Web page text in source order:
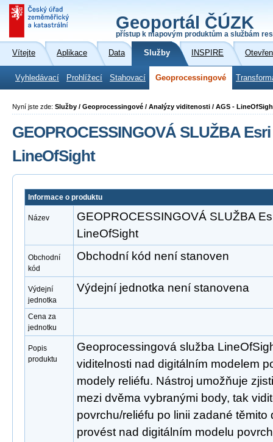
Geoportál ČÚZK
přístup k mapovým produktům a službám
Vítejte Aplikace Data Služby INSPIRE
Vyhledávací Prohlížecí Stahovací Geoprocessingové
Nyní jste zde: Služby / Geoprocessingové / Analýzy viditenosti / AGS -
GEOPROCESSINGOVÁ SLUŽBA
LineOfSight
Informace o produktu
Název
GEOPROCESSINGOVÁ SLUŽBA
LineOfSight
Obchodní
kód
Obchodní kód není stanoven
Výdejní
jednotka
Výdejní jednotka není stanovena
Cena za
jednotku
Popis
produktu
Geoprocessingová služba
viditelnosti nad digitálním modelem
modely reliéfu. Nástroj umožňuje
mezi dvěma vybranými body, tak
povrchu/reliéfu po linii zadané
provést nad digitálním modelu